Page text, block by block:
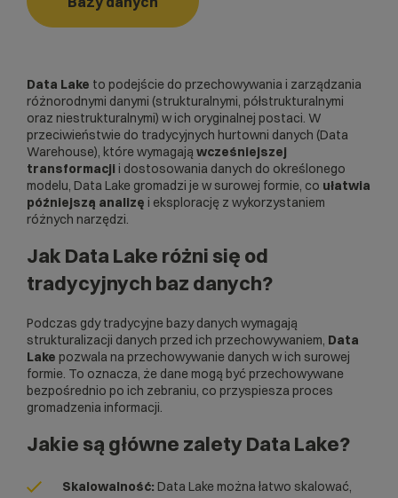
Data Lake to podejście do przechowywania i zarządzania
różnorodnymi danymi (strukturalnymi, półstrukturalnymi
oraz niestrukturalnymi) w ich oryginalnej postaci. W
przeciwieństwie do tradycyjnych hurtowni danych (Data
Warehouse), które wymagają wcześniejszej
transformacji i dostosowania danych do określonego
modelu, Data Lake gromadzi je w surowej formie, co ułatwia
późniejszą analizę i eksplorację z wykorzystaniem
różnych narzędzi.
Jak Data Lake różni się od
tradycyjnych baz danych?
Podczas gdy tradycyjne bazy danych wymagają
strukturalizacji danych przed ich przechowywaniem, Data
Lake pozwala na przechowywanie danych w ich surowej
formie. To oznacza, że dane mogą być przechowywane
bezpośrednio po ich zebraniu, co przyspiesza proces
gromadzenia informacji.
Jakie są główne zalety Data Lake?
Skalowalność: Data Lake można łatwo skalować,